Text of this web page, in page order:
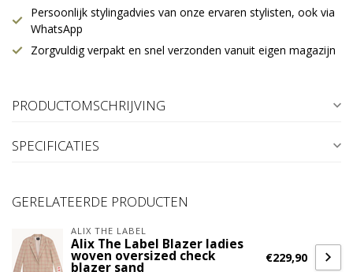
Persoonlijk stylingadvies van onze ervaren stylisten, ook via
WhatsApp
Zorgvuldig verpakt en snel verzonden vanuit eigen magazijn
PRODUCTOMSCHRIJVING
SPECIFICATIES
GERELATEERDE PRODUCTEN
ALIX THE LABEL
Alix The Label Blazer ladies
woven oversized check
blazer sand
€229,90